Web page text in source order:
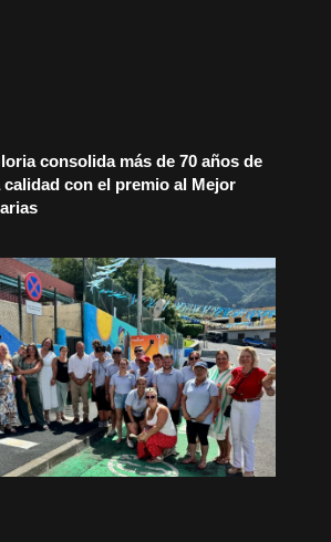
consolida más de 70 años de
con el premio al Mejor